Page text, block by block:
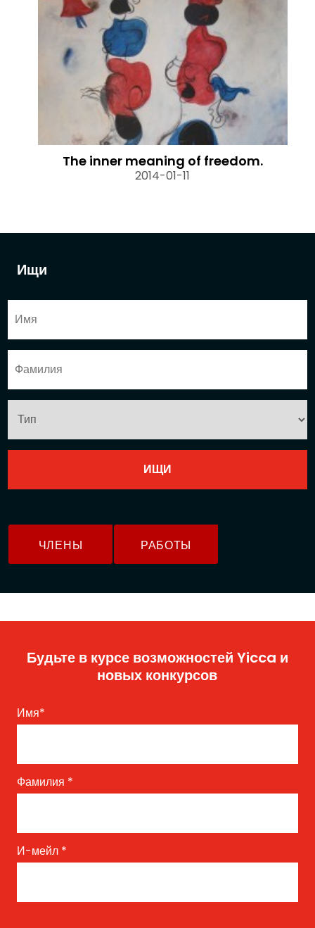
Ищи
ЧЛЕНЫ РАБОТЫ
The inner meaning of freedom.
2014-01-11
Будьте в курсе возможностей Yicca и
новых конкурсов
Имя*
Фамилия *
И-мейл *